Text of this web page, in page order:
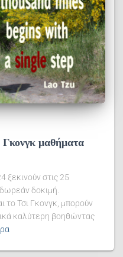
Γκονγκ μαθήματα
ξεκινούν στις 25
δοκιμή.
το Τσι Γκονγκ, μπορούν
καλύτερη βοηθώντας